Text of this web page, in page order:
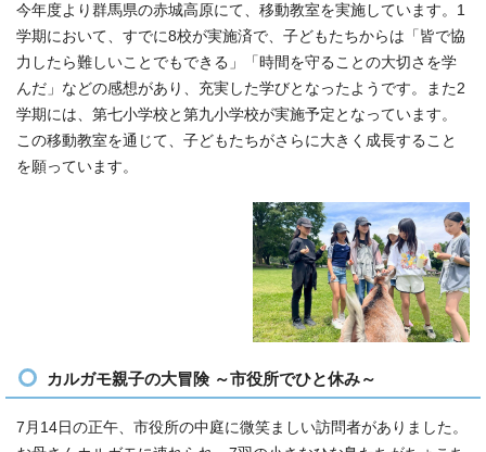
今年度より群馬県の赤城高原にて、移動教室を実施しています。1
学期において、すでに8校が実施済で、子どもたちからは「皆で協
力したら難しいことでもできる」「時間を守ることの大切さを学
んだ」などの感想があり、充実した学びとなったようです。また2
学期には、第七小学校と第九小学校が実施予定となっています。
この移動教室を通じて、子どもたちがさらに大きく成長すること
を願っています。
カルガモ親子の大冒険 ～市役所でひと休み～
7月14日の正午、市役所の中庭に微笑ましい訪問者がありました。